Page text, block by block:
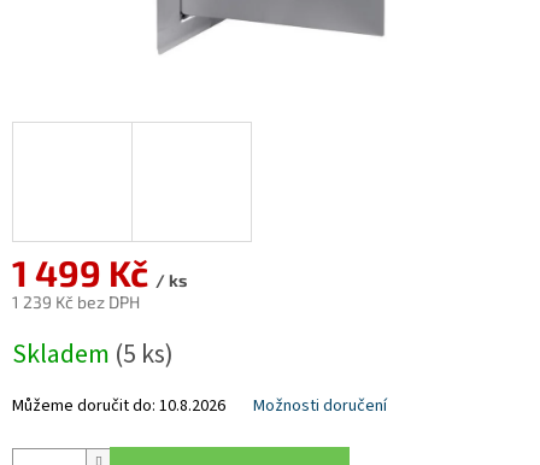
1 499 Kč / ks
1 239 Kč bez DPH
cena:
Skladem (5 ks)
Můžeme doručit do: 10.8.2026 Možnosti doručení